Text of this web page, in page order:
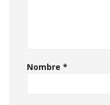
Nombre *